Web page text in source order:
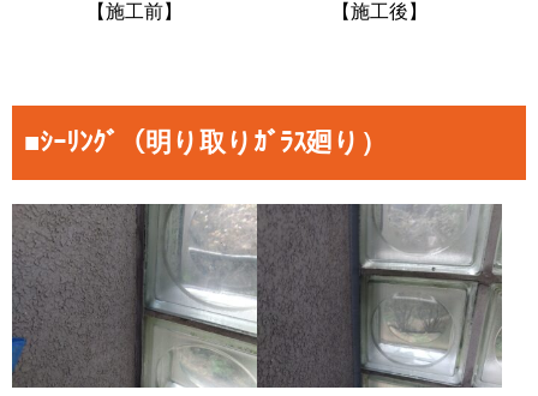
【施工前】 【施工後】
■ｼｰﾘﾝｸﾞ（明り取りｶﾞﾗｽ廻り）